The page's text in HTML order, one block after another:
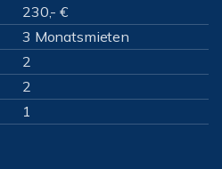
230,- €
3 Monatsmieten
2
2
1